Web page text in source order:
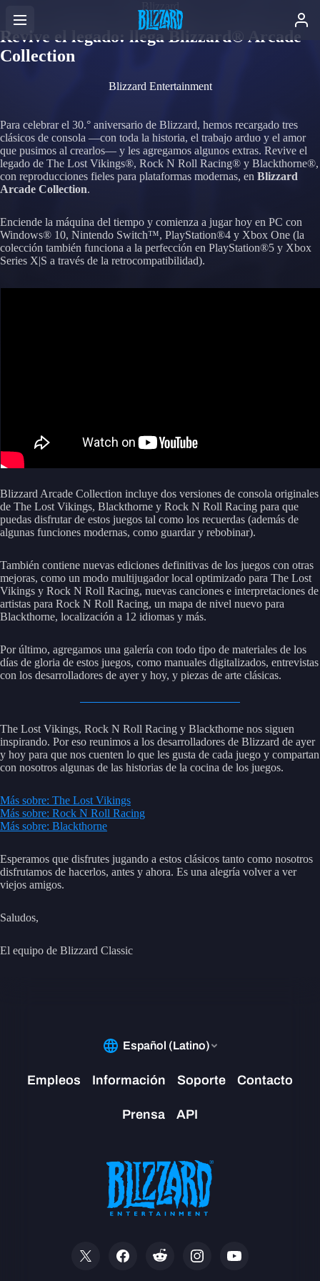
Revive el legado: llega Blizzard® Arcade
Collection
Blizzard Entertainment
Para celebrar el 30.° aniversario de Blizzard, hemos recargado tres
clásicos de consola —con toda la historia, el trabajo arduo y el amor
que pusimos al crearlos— y les agregamos algunos extras. Revive el
legado de The Lost Vikings®, Rock N Roll Racing® y Blackthorne®,
con reproducciones fieles para plataformas modernas, en Blizzard
Arcade Collection.
Enciende la máquina del tiempo y comienza a jugar hoy en PC con
Windows® 10, Nintendo Switch™, PlayStation®4 y Xbox One (la
colección también funciona a la perfección en PlayStation®5 y Xbox
Series X|S a través de la retrocompatibilidad).
Blizzard Arcade Collection incluye dos versiones de consola originales
de The Lost Vikings, Blackthorne y Rock N Roll Racing para que
puedas disfrutar de estos juegos tal como los recuerdas (además de
algunas funciones modernas, como guardar y rebobinar).
También contiene nuevas ediciones definitivas de los juegos con otras
mejoras, como un modo multijugador local optimizado para The Lost
Vikings y Rock N Roll Racing, nuevas canciones e interpretaciones de
artistas para Rock N Roll Racing, un mapa de nivel nuevo para
Blackthorne, localización a 12 idiomas y más.
Por último, agregamos una galería con todo tipo de materiales de los
días de gloria de estos juegos, como manuales digitalizados, entrevistas
con los desarrolladores de ayer y hoy, y piezas de arte clásicas.
The Lost Vikings, Rock N Roll Racing y Blackthorne nos siguen
inspirando. Por eso reunimos a los desarrolladores de Blizzard de ayer
y hoy para que nos cuenten lo que les gusta de cada juego y compartan
con nosotros algunas de las historias de la cocina de los juegos.
Más sobre: The Lost Vikings
Más sobre: Rock N Roll Racing
Más sobre: Blackthorne
Esperamos que disfrutes jugando a estos clásicos tanto como nosotros
disfrutamos de hacerlos, antes y ahora. Es una alegría volver a ver
viejos amigos.
Saludos,
El equipo de Blizzard Classic